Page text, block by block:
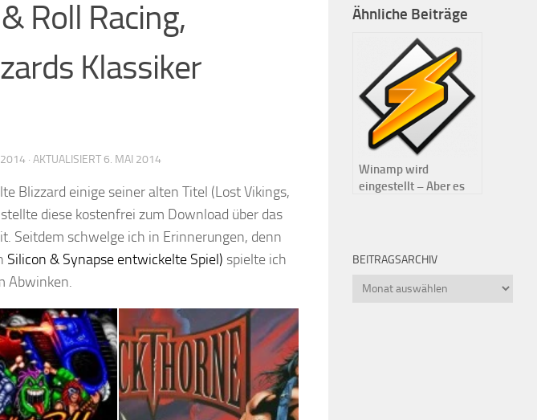
Roll Racing,
Klassiker
· AKTUALISIERT6. MAI 2014
Blizzard einige seiner alten Titel (Lost Vikings,
diese kostenfrei zum Download über das
Seitdem schwelge ich in Erinnerungen, denn
Silicon & Synapse entwickelte Spiel) spielte ich
Abwinken.
Ähnliche Beiträge
Winamp wird
eingestellt – Aber es
BEITRAGSARCHIV
Beitragsarchiv